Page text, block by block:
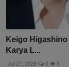
Keigo
Karya L...
Jul 27, 2026 0 8